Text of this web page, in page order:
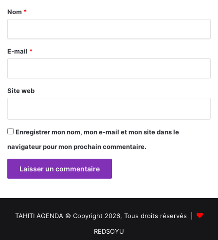
a
r
e
Nom *
E-mail *
Site web
Enregistrer mon nom, mon e-mail et mon site dans le
navigateur pour mon prochain commentaire.
TAHITI AGENDA © Copyright 2026, Tous droits réservés |
REDSOYU